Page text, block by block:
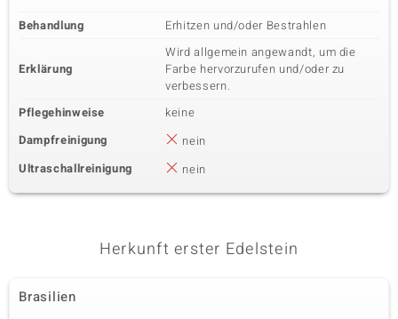
Behandlung Erhitzen und/oder Bestrahlen
Erklärung
Wird allgemein angewandt, um die
Farbe hervorzurufen und/oder zu
verbessern.
Pflegehinweise
keine
Dampfreinigung
nein
Ultraschallreinigung
nein
Herkunft erster Edelstein
Brasilien